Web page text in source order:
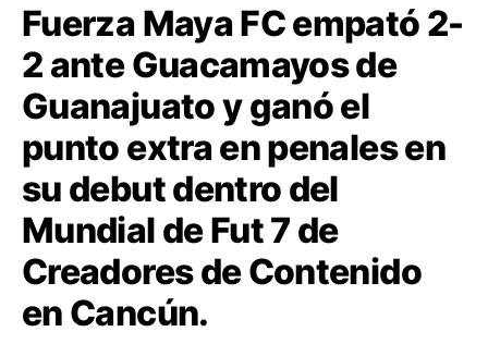
Fuerza Maya FC empató 2-
2 ante Guacamayos de
Guanajuato y ganó el
punto extra en penales en
su debut dentro del
Mundial de Fut 7 de
Creadores de Contenido
en Cancún.